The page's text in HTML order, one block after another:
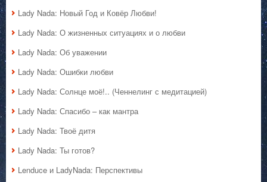
Lady Nada: Новый Год и Ковёр Любви!
Lady Nada: О жизненных ситуациях и о любви
Lady Nada: Об уважении
Lady Nada: Ошибки любви
Lady Nada: Солнце моё!.. (Ченнелинг с медитацией)
Lady Nada: Спасибо – как мантра
Lady Nada: Твоё дитя
Lady Nada: Ты готов?
Lenduce и LadyNada: Перспективы